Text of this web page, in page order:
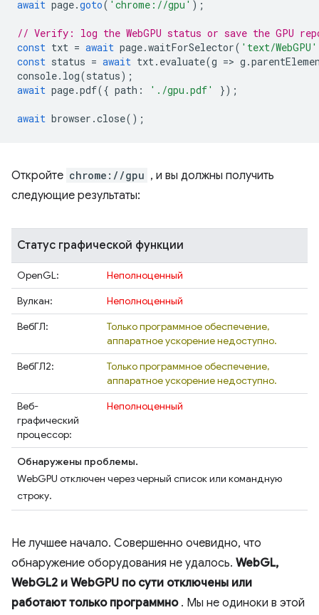
await page.goto( 'chrome://gpu' );
// Verify: log the WebGPU status or save the GPU
const txt = await page.waitForSelector( 'text/WebGPU'
const status = await txt. evaluate(g => g .
console. log(status);
await page.pdf({ path : './gpu.pdf' });
await browser .close();
Откройте chrome://gpu , и вы должны получить
следующие результаты:
Статус графической функции
OpenGL:
Неполноценный
Вулкан:
Неполноценный
ВебГЛ:
Только программное обеспечение,
аппаратное ускорение недоступно.
ВебГЛ2:
Только программное обеспечение,
аппаратное ускорение недоступно.
Веб-
графический
процессор:
Неполноценный
Обнаружены проблемы.
WebGPU отключен через черный список или командную
строку.
Не лучшее начало. Совершенно очевидно, что
обнаружение оборудования не удалось. WebGL,
WebGL2 и WebGPU по сути отключены или
работают только программно. Мы не одиноки в этой